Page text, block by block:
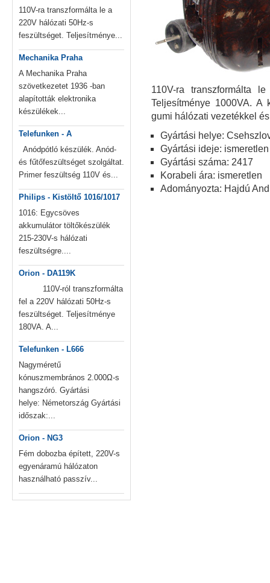
110V-ra transzformálta le a
220V hálózati 50Hz-s
feszültséget. Teljesítménye...
Mechanika Praha
A Mechanika Praha
szövetkezetet 1936 -ban
alapították elektronika
készülékek...
Telefunken - A
Anódpótló készülék. Anód-
és fűtőfeszültséget szolgáltat.
Primer feszültség 110V és...
Philips - Kistöltő 1016/1017
1016: Egycsöves
akkumulátor töltőkészülék
215-230V-s hálózati
feszültségre....
Orion - DA119K
110V-ról transzformálta
fel a 220V hálózati 50Hz-s
feszültséget. Teljesítménye
180VA. A...
Telefunken - L666
Nagyméretű
kónuszmembrános 2.000Ω-s
hangszóró. Gyártási
helye: Németország Gyártási
időszak:...
Orion - NG3
Fém dobozba épített, 220V-s
egyenáramú hálózaton
használható passzív...
110V-ra transzformálta
Teljesítménye 1000VA. A
gumi hálózati vezetékkel
Gyártási helye:
Gyártási ideje: ismeretlen
Gyártási száma: 2417
Korabeli ára: ismeretlen
Adományozta: Hajdú